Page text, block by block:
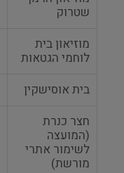
שטרוק
מוזיאון בית
לוחמי הגטאות
בית אוסישקין
חצר כנרת
(המועצה
לשימור אתרי
מורשת)